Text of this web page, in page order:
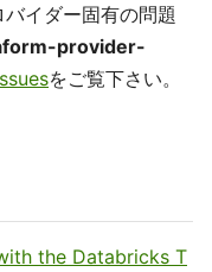
イダー固有の問題
provider-
をご覧下さい。
the Databricks T